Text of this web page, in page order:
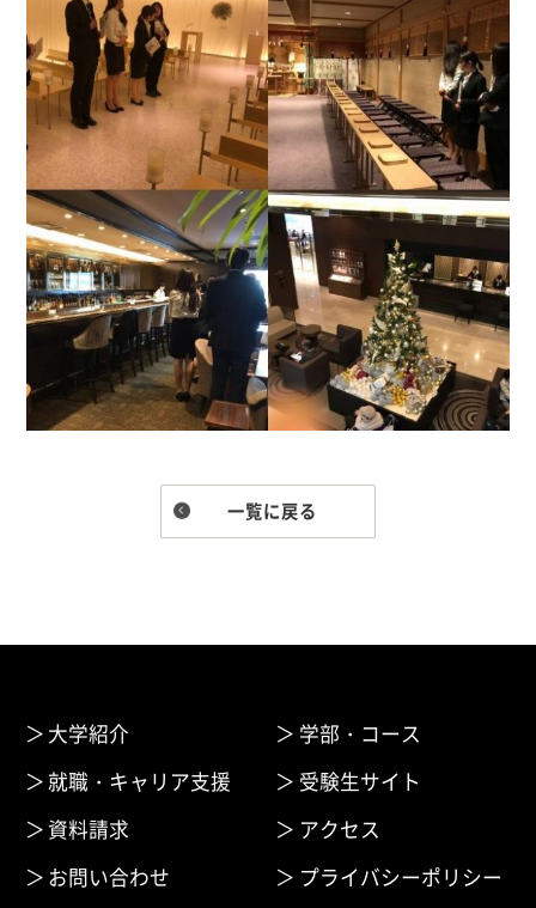
一覧に戻る
大学紹介
学部・コース
就職・キャリア支援
受験生サイト
資料請求
アクセス
お問い合わせ
プライバシーポリシー